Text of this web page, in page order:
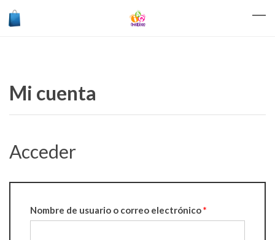
Mi cuenta
Acceder
Nombre de usuario o correo electrónico*